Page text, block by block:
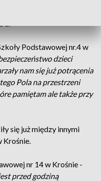
Podstawowej nr.4 w
dzieci
nam się już potrącenia
Pola na przestrzeni
pamiętam ale także przy
się już między innymi
Krośnie.
nr 14 w Krośnie -
przed godziną